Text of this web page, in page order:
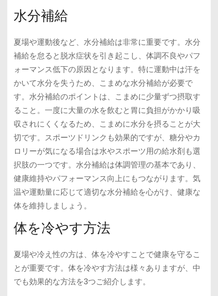
水分補給
夏場や運動後など、水分補給は非常に重要です。水分
補給を怠ると脱水症状を引き起こし、体調不良やパフ
ォーマンス低下の原因となります。特に運動中は汗を
かいて水分を失うため、こまめな水分補給が必要で
す。水分補給のポイントは、こまめに少量ずつ摂取す
ること。一度に大量の水を飲むと胃に負担がかかり吸
収されにくくなるため、こまめに水分を摂ることが大
切です。スポーツドリンクも効果的ですが、糖分やカ
ロリーが気になる場合は水やスポーツ用の給水剤も選
択肢の一つです。水分補給は体調管理の基本であり、
健康維持やパフォーマンス向上にもつながります。気
温や運動量に応じて適切な水分補給を心がけ、健康な
体を維持しましょう。
体を冷やす方法
夏場や冷え性の方は、体を冷やすことで健康を守るこ
とが重要です。体を冷やす方法は様々ありますが、中
でも効果的な方法を3つご紹介します。